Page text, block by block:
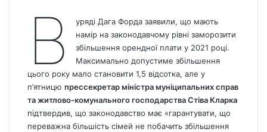
В
уряді Дага Форда заявили, що мають
намір на законодавчому рівні заморозити
збільшення орендної плати у 2021 році.
Максимально допустиме збільшення
цього року мало становити 1,5 відсотка, але у
п’ятницю прессекретар міністра муніципальних справ
та житлово-комунального господарства Стіва Кларка
підтвердив, що законодавство має «гарантувати, що
переважна більшість сімей не побачить збільшення